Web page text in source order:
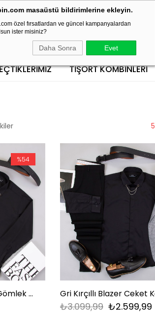
masaüstü bildirimlerine ekleyin.
özel fırsatlardan ve güncel kampanyalardan
ister misiniz?
Daha Sonra Evet
TIŞÖRT KOMBINLERI
Siyah Kumaş Pantolon Gömlek Ayakkabı Kombin
%54
₺2.599,99
₺3.099,99